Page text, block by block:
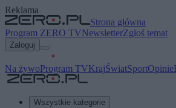
Reklama
Strona główna
Program ZERO TVNewsletterZgłoś temat
Zaloguj
Na żywoProgram TVKrajŚwiatSportOpinie
Wszystkie kategorie